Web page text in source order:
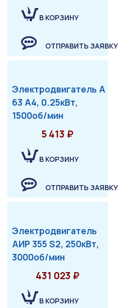
В КОРЗИНУ
ОТПРАВИТЬ ЗАЯВКУ
Электродвигатель А
63 А4, 0.25кВт,
1500об/мин
5 413 ₽
В КОРЗИНУ
ОТПРАВИТЬ ЗАЯВКУ
Электродвигатель
АИР 355 S2, 250кВт,
3000об/мин
431 023 ₽
В КОРЗИНУ